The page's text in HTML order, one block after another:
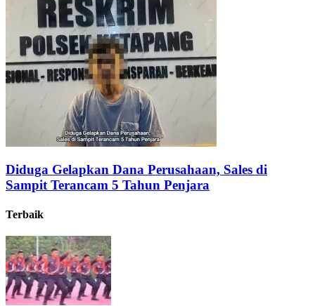
Diduga Gelapkan Dana Perusahaan, Sales di
Sampit Terancam 5 Tahun Penjara
Terbaik